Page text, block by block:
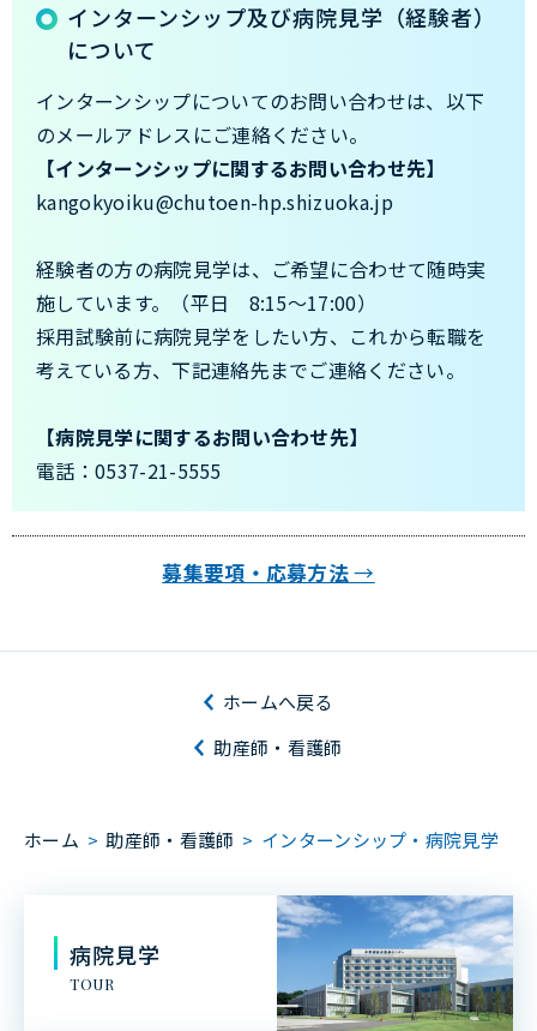
インターンシップ及び病院見学（経験者）
について
インターンシップについてのお問い合わせは、以下
のメールアドレスにご連絡ください。
【インターンシップに関するお問い合わせ先】
kangokyoiku@chutoen-hp.shizuoka.jp
経験者の方の病院見学は、ご希望に合わせて随時実
施しています。（平日 8:15～17:00）
採用試験前に病院見学をしたい方、これから転職を
考えている方、下記連絡先までご連絡ください。
【病院見学に関するお問い合わせ先】
電話：0537-21-5555
募集要項・応募方法→
助産師・看護師
ホームへ戻る
ホーム >助産師・看護師 > インターンシップ・病院見学
病院見学
TOUR